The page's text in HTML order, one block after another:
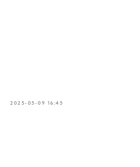
2025-05-09 16:45